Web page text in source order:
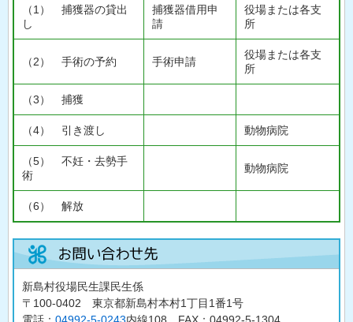
（1） 捕獲器の貸出
し
捕獲器借用申
請
役場または各支
所
（2） 手術の予約 手術申請
役場または各支
所
（3） 捕獲
（4） 引き渡し 動物病院
（5） 不妊・去勢手
術
動物病院
（6） 解放
新島村役場民生課民生係
〒100-0402 東京都新島村本村1丁目1番1号